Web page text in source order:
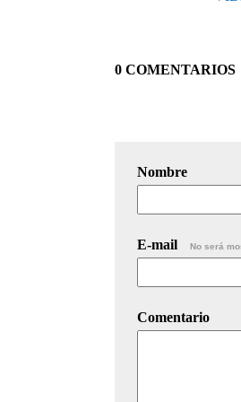
0 COMENTARIOS
Nombre
E-mail No será
Comentario